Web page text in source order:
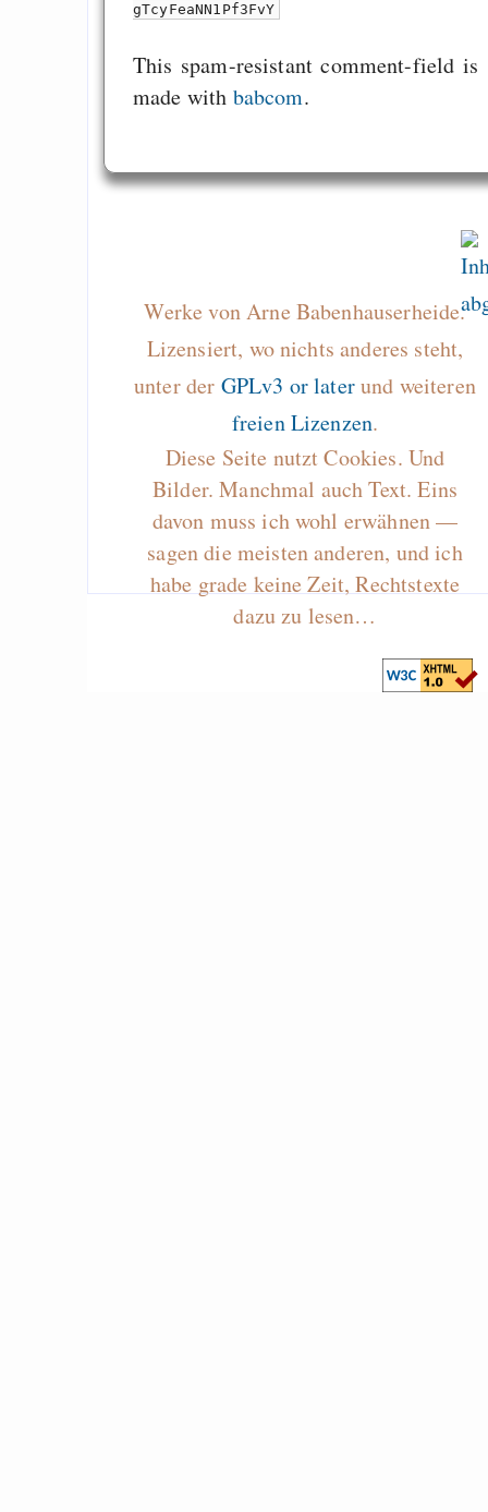
gTcyFeaNN1Pf3FvY
This spam-resistant comment-field is
made with babcom.
Werke von Arne Babenhauserheide.
Lizensiert, wo nichts anderes steht,
unter der GPLv3 or laterund weiteren
freien Lizenzen.
Diese Seite nutzt Cookies. Und
Bilder. Manchmal auch Text. Eins
davon muss ich wohl erwähnen —
sagen die meisten anderen, und ich
habe grade keine Zeit, Rechtstexte
dazu zu lesen…